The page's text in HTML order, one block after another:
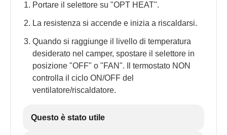
Portare il selettore su "OPT HEAT".
La resistenza si accende e inizia a riscaldarsi.
Quando si raggiunge il livello di temperatura
desiderato nel camper, spostare il selettore in
posizione "OFF" o "FAN". Il termostato NON
controlla il ciclo ON/OFF del
ventilatore/riscaldatore.
Questo è stato utile